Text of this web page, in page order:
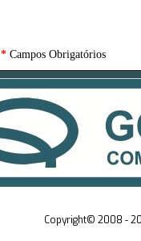
* Campos Obrigatórios
Copyright© 2008 -